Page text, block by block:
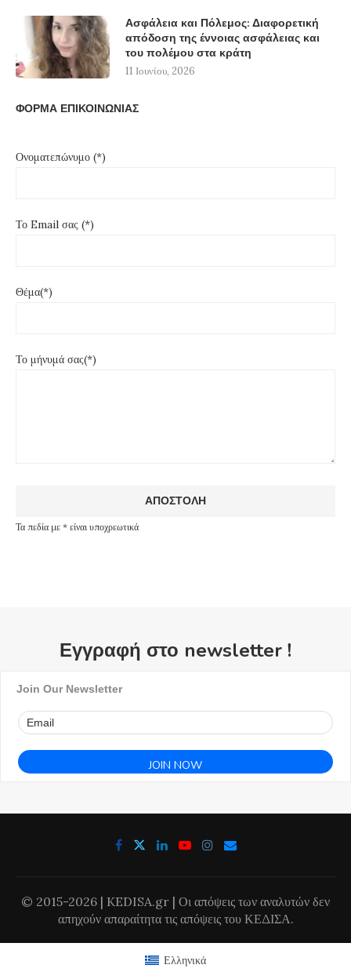
Ασφάλεια και Πόλεμος: Διαφορετική
απόδοση της έννοιας ασφάλειας και
του πολέμου στα κράτη
11 Ιουνίου, 2026
ΦΟΡΜΑ ΕΠΙΚΟΙΝΩΝΙΑΣ
Ονοματεπώνυμο (*)
Το Email σας (*)
Θέμα(*)
Το μήνυμά σας(*)
Τα πεδία με * είναι υποχρεωτικά
Εγγραφή στο newsletter !
Join Our Newsletter
© 2015-2026 | KEDISA.gr | Οι απόψεις των αναλυτών δεν
απηχούν απαραίτητα τις απόψεις του ΚΕΔΙΣΑ.
Ελληνικά